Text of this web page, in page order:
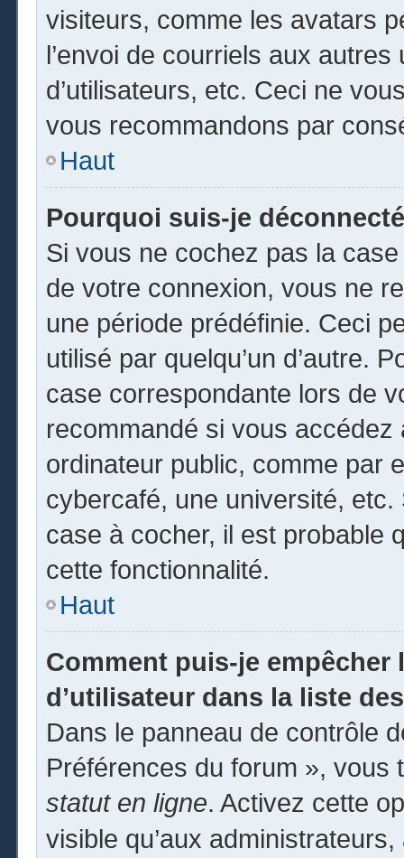
visiteurs, comme les avatars
l’envoi de courriels aux
d’utilisateurs, etc. Ceci ne
vous recommandons par
Haut
Pourquoi suis-je
Si vous ne cochez pas la
de votre connexion, vous ne
une période prédéfinie. Ceci
utilisé par quelqu’un d’autre.
case correspondante lors de
recommandé si vous accédez
ordinateur public, comme par
cybercafé, une université,
case à cocher, il est probable
cette fonctionnalité.
Haut
Comment puis-je empêcher
d’utilisateur dans la liste
Dans le panneau de contrôle
Préférences du forum », vous
statut en ligne. Activez cette
visible qu’aux